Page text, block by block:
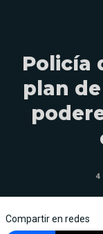
Policía
plan
4
Compartir en redes